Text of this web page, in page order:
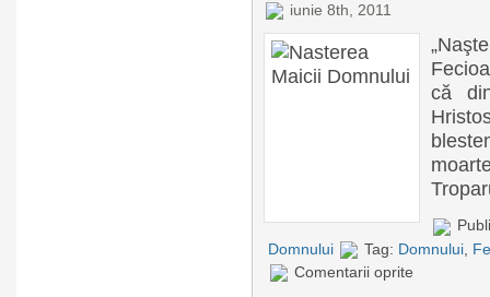
iunie 8th, 2011
că
Domnului
Tag: Domnului
Comentarii oprite